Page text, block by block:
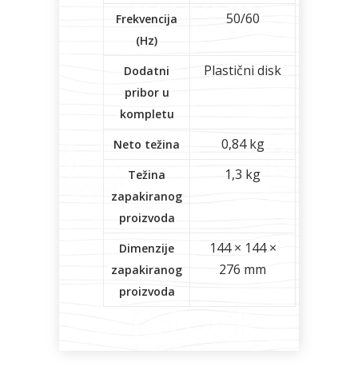
Frekvencija
(Hz)
50/60
Dodatni
pribor u
kompletu
Plastični disk
Neto težina 0,84 kg
Težina
zapakiranog
proizvoda
1,3 kg
Dimenzije
zapakiranog
proizvoda
144 × 144 ×
276 mm